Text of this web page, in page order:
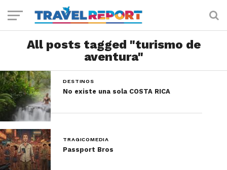
All posts tagged "turismo de
aventura"
DESTINOS
No existe una sola COSTA RICA
TRAGICOMEDIA
Passport Bros